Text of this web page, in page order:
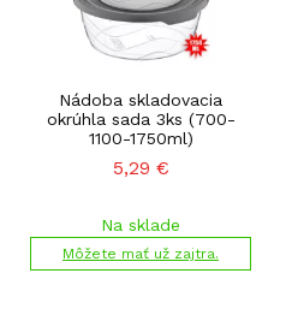
Nádoba skladovacia
okrúhla sada 3ks (700-
1100-1750ml)
5,29 €
Na sklade
Môžete mať už zajtra.